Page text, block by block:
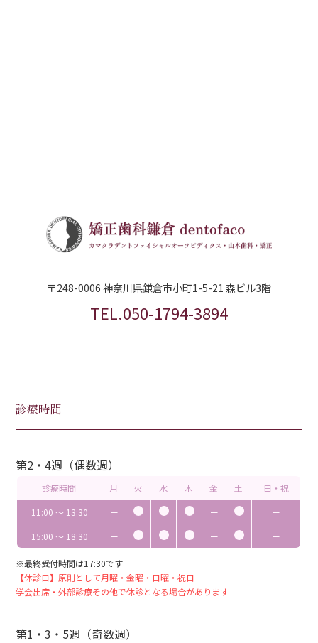
〒248-0006 神奈川県鎌倉市小町1-5-21 森ビル3階
TEL.050-1794-3894
診療時間
第2・4週（偶数週）
診療時間 月 火 水 木 金 土
日・祝
11:00 〜 13:30
ー ー
ー
15:00 〜 18:30
ー ー ー
※最終受付時間は17:30です
【休診日】原則として月曜・金曜・日曜・祝日
学会出席・外部診療その他で休診となる場合があります
第1・3・5週（奇数週）